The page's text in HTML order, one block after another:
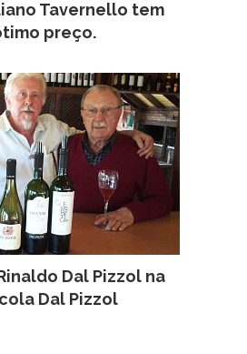
Tavernello tem
preço.
Dal Pizzol na
Dal Pizzol